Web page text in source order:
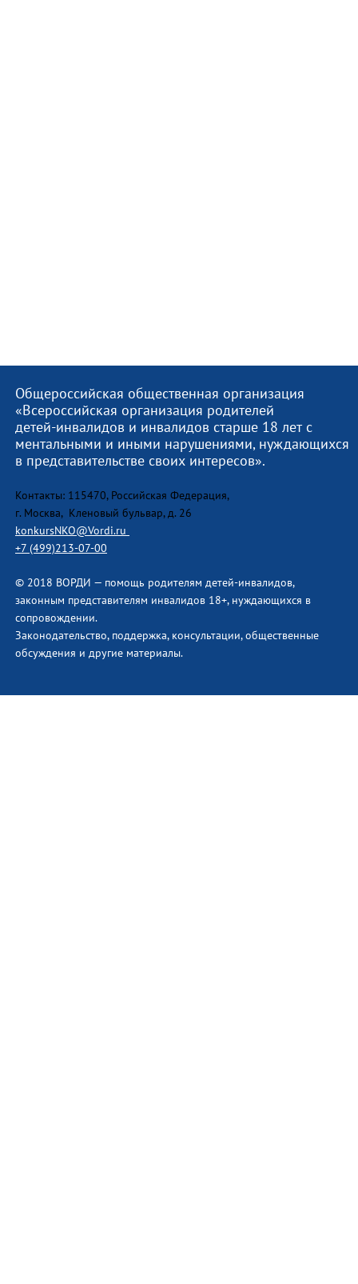
Общероссийская общественная организация
«Всероссийская организация родителей
детей-инвалидов и инвалидов старше 18 лет с
ментальными и иными нарушениями, нуждающихся
в представительстве своих интересов».
Контакты: 115470, Российская Федерация,
г. Москва, Кленовый бульвар, д. 26
konkursNKO@Vordi.ru
+7 (499)213-07-00
© 2018 ВОРДИ — помощь родителям детей-инвалидов,
законным представителям инвалидов 18+, нуждающихся в
сопровождении.
Законодательство, поддержка, консультации, общественные
обсуждения и другие материалы.